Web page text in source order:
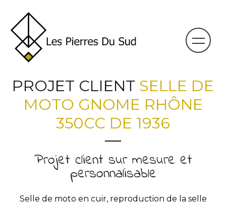
PROJET CLIENT SELLE DE
MOTO GNOME RHÔNE
350CC DE 1936
Projet client sur mesure et
personnalisable
Selle de moto en cuir, reproduction de la selle